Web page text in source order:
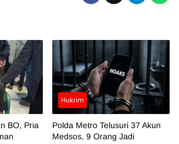
BO, Pria
Hukrim
Polda Metro Telusuri 37 Akun
Medsos, 9 Orang Jadi